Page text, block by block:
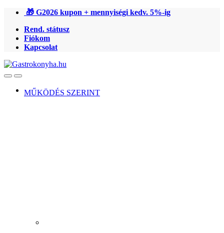
Ugrás
navigációhoz
Ugrás
tartalomra
🎁 G2026 kupon + mennyiségi kedv. 5%-ig
Rend. státusz
Fiókom
Kapcsolat
OpenClose
MŰKÖDÉS SZERINT